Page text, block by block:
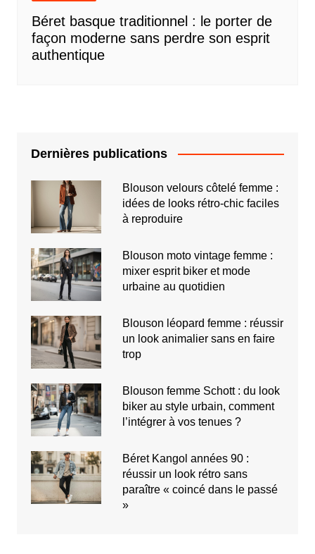
Béret basque traditionnel : le porter de
façon moderne sans perdre son esprit
authentique
Dernières publications
Blouson velours côtelé femme :
idées de looks rétro-chic faciles
à reproduire
Blouson moto vintage femme :
mixer esprit biker et mode
urbaine au quotidien
Blouson léopard femme : réussir
un look animalier sans en faire
trop
Blouson femme Schott : du look
biker au style urbain, comment
l’intégrer à vos tenues ?
Béret Kangol années 90 :
réussir un look rétro sans
paraître « coincé dans le passé
»